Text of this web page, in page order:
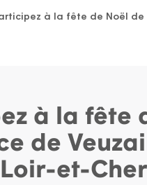
à la fête de Noël de
à la fête
de
et-Cher